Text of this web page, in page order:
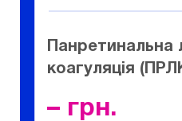
Панретинальна
коагуляція
–